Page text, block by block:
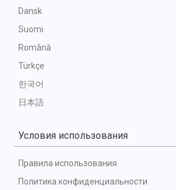
Dansk
Suomi
Română
Türkçe
한국어
日本語
Условия использования
Правила использования
Политика конфиденциальности